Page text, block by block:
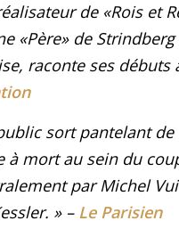
de «Rois et
«Père» de
raconte ses débuts
sort pantelant de
à mort au sein du
par Michel
» – Le Parisien